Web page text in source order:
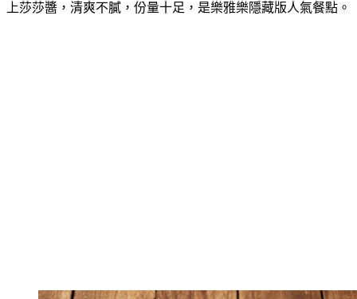
上莎莎醬，清爽不膩，份量十足，是樂雅樂隱藏版人氣餐點。